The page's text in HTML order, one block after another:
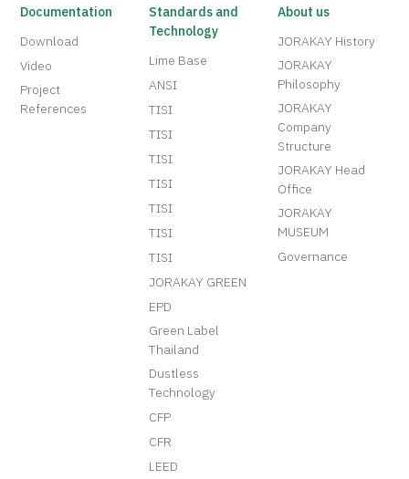
Documentation
Download
Video
Project
References
Standards and
Technology
Lime Base
ANSI
TISI
TISI
TISI
TISI
TISI
TISI
TISI
JORAKAY GREEN
EPD
Green Label
Thailand
Dustless
Technology
CFP
CFR
LEED
About us
JORAKAY History
JORAKAY
Philosophy
JORAKAY
Company
Structure
JORAKAY Head
Office
JORAKAY
MUSEUM
Governance